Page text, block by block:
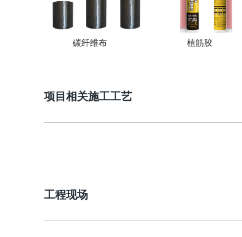
碳纤维布 植筋胶
项目相关施工工艺
工程现场